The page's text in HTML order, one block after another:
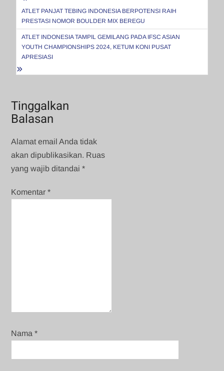
pos
ATLET PANJAT TEBING INDONESIA BERPOTENSI RAIH
PRESTASI NOMOR BOULDER MIX BEREGU
ATLET INDONESIA TAMPIL GEMILANG PADA IFSC ASIAN
YOUTH CHAMPIONSHIPS 2024, KETUM KONI PUSAT
APRESIASI
Tinggalkan
Balasan
Alamat email Anda tidak
akan dipublikasikan. Ruas
yang wajib ditandai*
Komentar*
Nama*